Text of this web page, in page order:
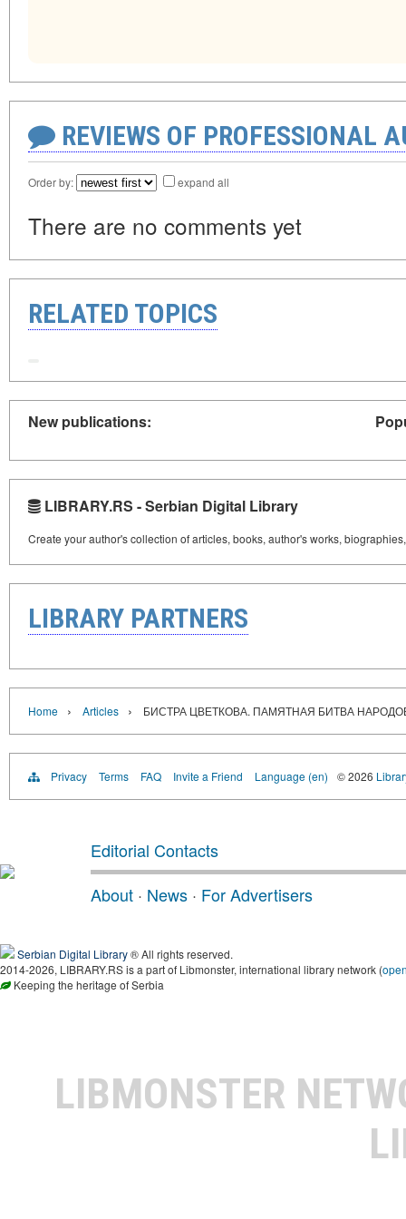
REVIEWS OF PROFESSIONAL
Order by: expand all
There are no comments yet
RELATED TOPICS
New publications:
LIBRARY.RS - Serbian Digital Library
Create your author's collection of articles, books, author's works,
LIBRARY PARTNERS
Home › Articles › БИСТРА ЦВЕТКОВА. ПАМЯТНАЯ БИТВА
Privacy Terms FAQ Invite a Friend Language (en) © 2026
Editorial Contacts
About · News · For Advertisers
Serbian Digital Library® All rights reserved.
2014-2026, LIBRARY.RS is a part of Libmonster, international library network (
Keeping the heritage of Serbia
LIBMONSTER